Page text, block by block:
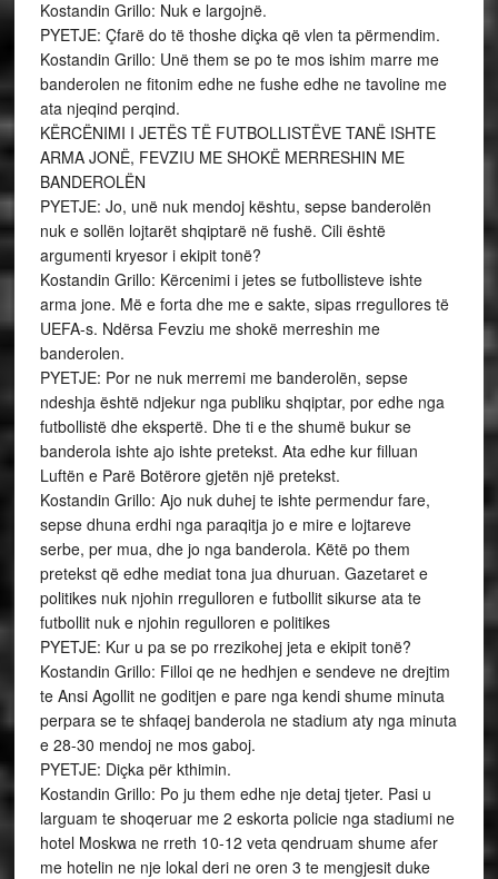
Kostandin Grillo: Nuk e largojnë.
PYETJE: Çfarë do të thoshe diçka që vlen ta përmendim.
Kostandin Grillo: Unë them se po te mos ishim marre me
banderolen ne fitonim edhe ne fushe edhe ne tavoline me
ata njeqind perqind.
KËRCËNIMI I JETËS TË FUTBOLLISTËVE TANË ISHTE
ARMA JONË, FEVZIU ME SHOKË MERRESHIN ME
BANDEROLËN
PYETJE: Jo, unë nuk mendoj kështu, sepse banderolën
nuk e sollën lojtarët shqiptarë në fushë. Cili është
argumenti kryesor i ekipit tonë?
Kostandin Grillo: Kërcenimi i jetes se futbollisteve ishte
arma jone. Më e forta dhe me e sakte, sipas rregullores të
UEFA-s. Ndërsa Fevziu me shokë merreshin me
banderolen.
PYETJE: Por ne nuk merremi me banderolën, sepse
ndeshja është ndjekur nga publiku shqiptar, por edhe nga
futbollistë dhe ekspertë. Dhe ti e the shumë bukur se
banderola ishte ajo ishte pretekst. Ata edhe kur filluan
Luftën e Parë Botërore gjetën një pretekst.
Kostandin Grillo: Ajo nuk duhej te ishte permendur fare,
sepse dhuna erdhi nga paraqitja jo e mire e lojtareve
serbe, per mua, dhe jo nga banderola. Këtë po them
pretekst që edhe mediat tona jua dhuruan. Gazetaret e
politikes nuk njohin rregulloren e futbollit sikurse ata te
futbollit nuk e njohin regulloren e politikes
PYETJE: Kur u pa se po rrezikohej jeta e ekipit tonë?
Kostandin Grillo: Filloi qe ne hedhjen e sendeve ne drejtim
te Ansi Agollit ne goditjen e pare nga kendi shume minuta
perpara se te shfaqej banderola ne stadium aty nga minuta
e 28-30 mendoj ne mos gaboj.
PYETJE: Diçka për kthimin.
Kostandin Grillo: Po ju them edhe nje detaj tjeter. Pasi u
larguam te shoqeruar me 2 eskorta policie nga stadiumi ne
hotel Moskwa ne rreth 10-12 veta qendruam shume afer
me hotelin ne nje lokal deri ne oren 3 te mengjesit duke